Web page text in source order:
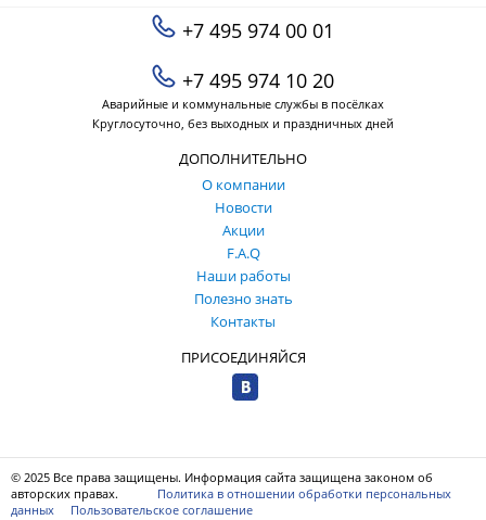
+7 495 974 00 01
+7 495 974 10 20
Аварийные и коммунальные службы в посёлках
Круглосуточно, без выходных и праздничных дней
ДОПОЛНИТЕЛЬНО
О компании
Новости
Акции
F.A.Q
Наши работы
Полезно знать
Контакты
ПРИСОЕДИНЯЙСЯ
© 2025 Все права защищены. Информация сайта защищена законом об
авторских правах. Политика в отношении обработки персональных
данных
Пользовательское соглашение